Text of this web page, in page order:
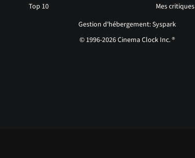
Top 10
Mes critiques
Gestion d'hébergement: Syspark
© 1996-2026 Cinema Clock Inc. ®